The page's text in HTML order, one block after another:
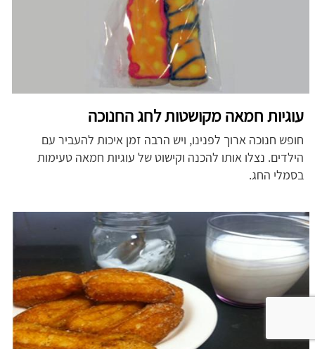
עוגיות חמאה מקושטות לחג החנוכה
חופש חנוכה ארוך לפנינו, ויש הרבה זמן איכות להעביר עם
הילדים. נצלו אותו להכנה וקישוט של עוגיות חמאה טעימות
בסמלי החג.